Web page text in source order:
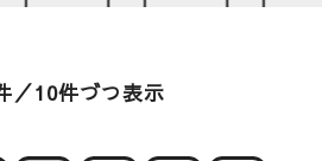
／10件づつ表示